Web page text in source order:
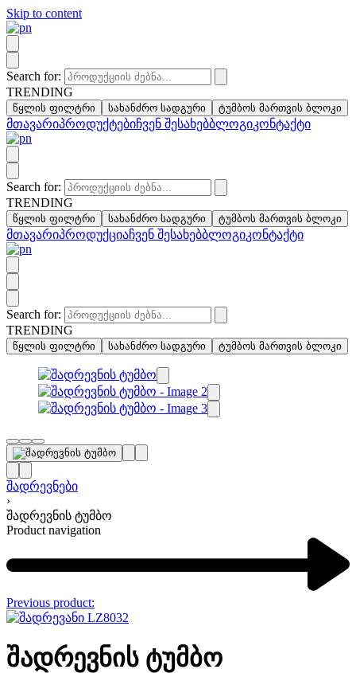
Skip to content
Search for:
TRENDING
წყლის ფილტრი სახანძრო სადგური ტუმბოს მართვის ბლოკი
მთავარიპროდუქტებიჩვენ შესახებბლოგიკონტაქტი
Search for:
TRENDING
წყლის ფილტრი სახანძრო სადგური ტუმბოს მართვის ბლოკი
მთავარიპროდუქციაჩვენ შესახებბლოგიკონტაქტი
Search for:
TRENDING
წყლის ფილტრი სახანძრო სადგური ტუმბოს მართვის ბლოკი
შადრევნები
›
შადრევნის ტუმბო
Product navigation
Previous product:
შადრევნის ტუმბო